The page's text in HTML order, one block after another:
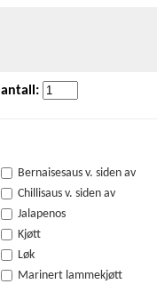
antall:
Bernaisesaus v. siden av
Chillisaus v. siden av
Jalapenos
Kjøtt
Løk
Marinert lammekjøtt